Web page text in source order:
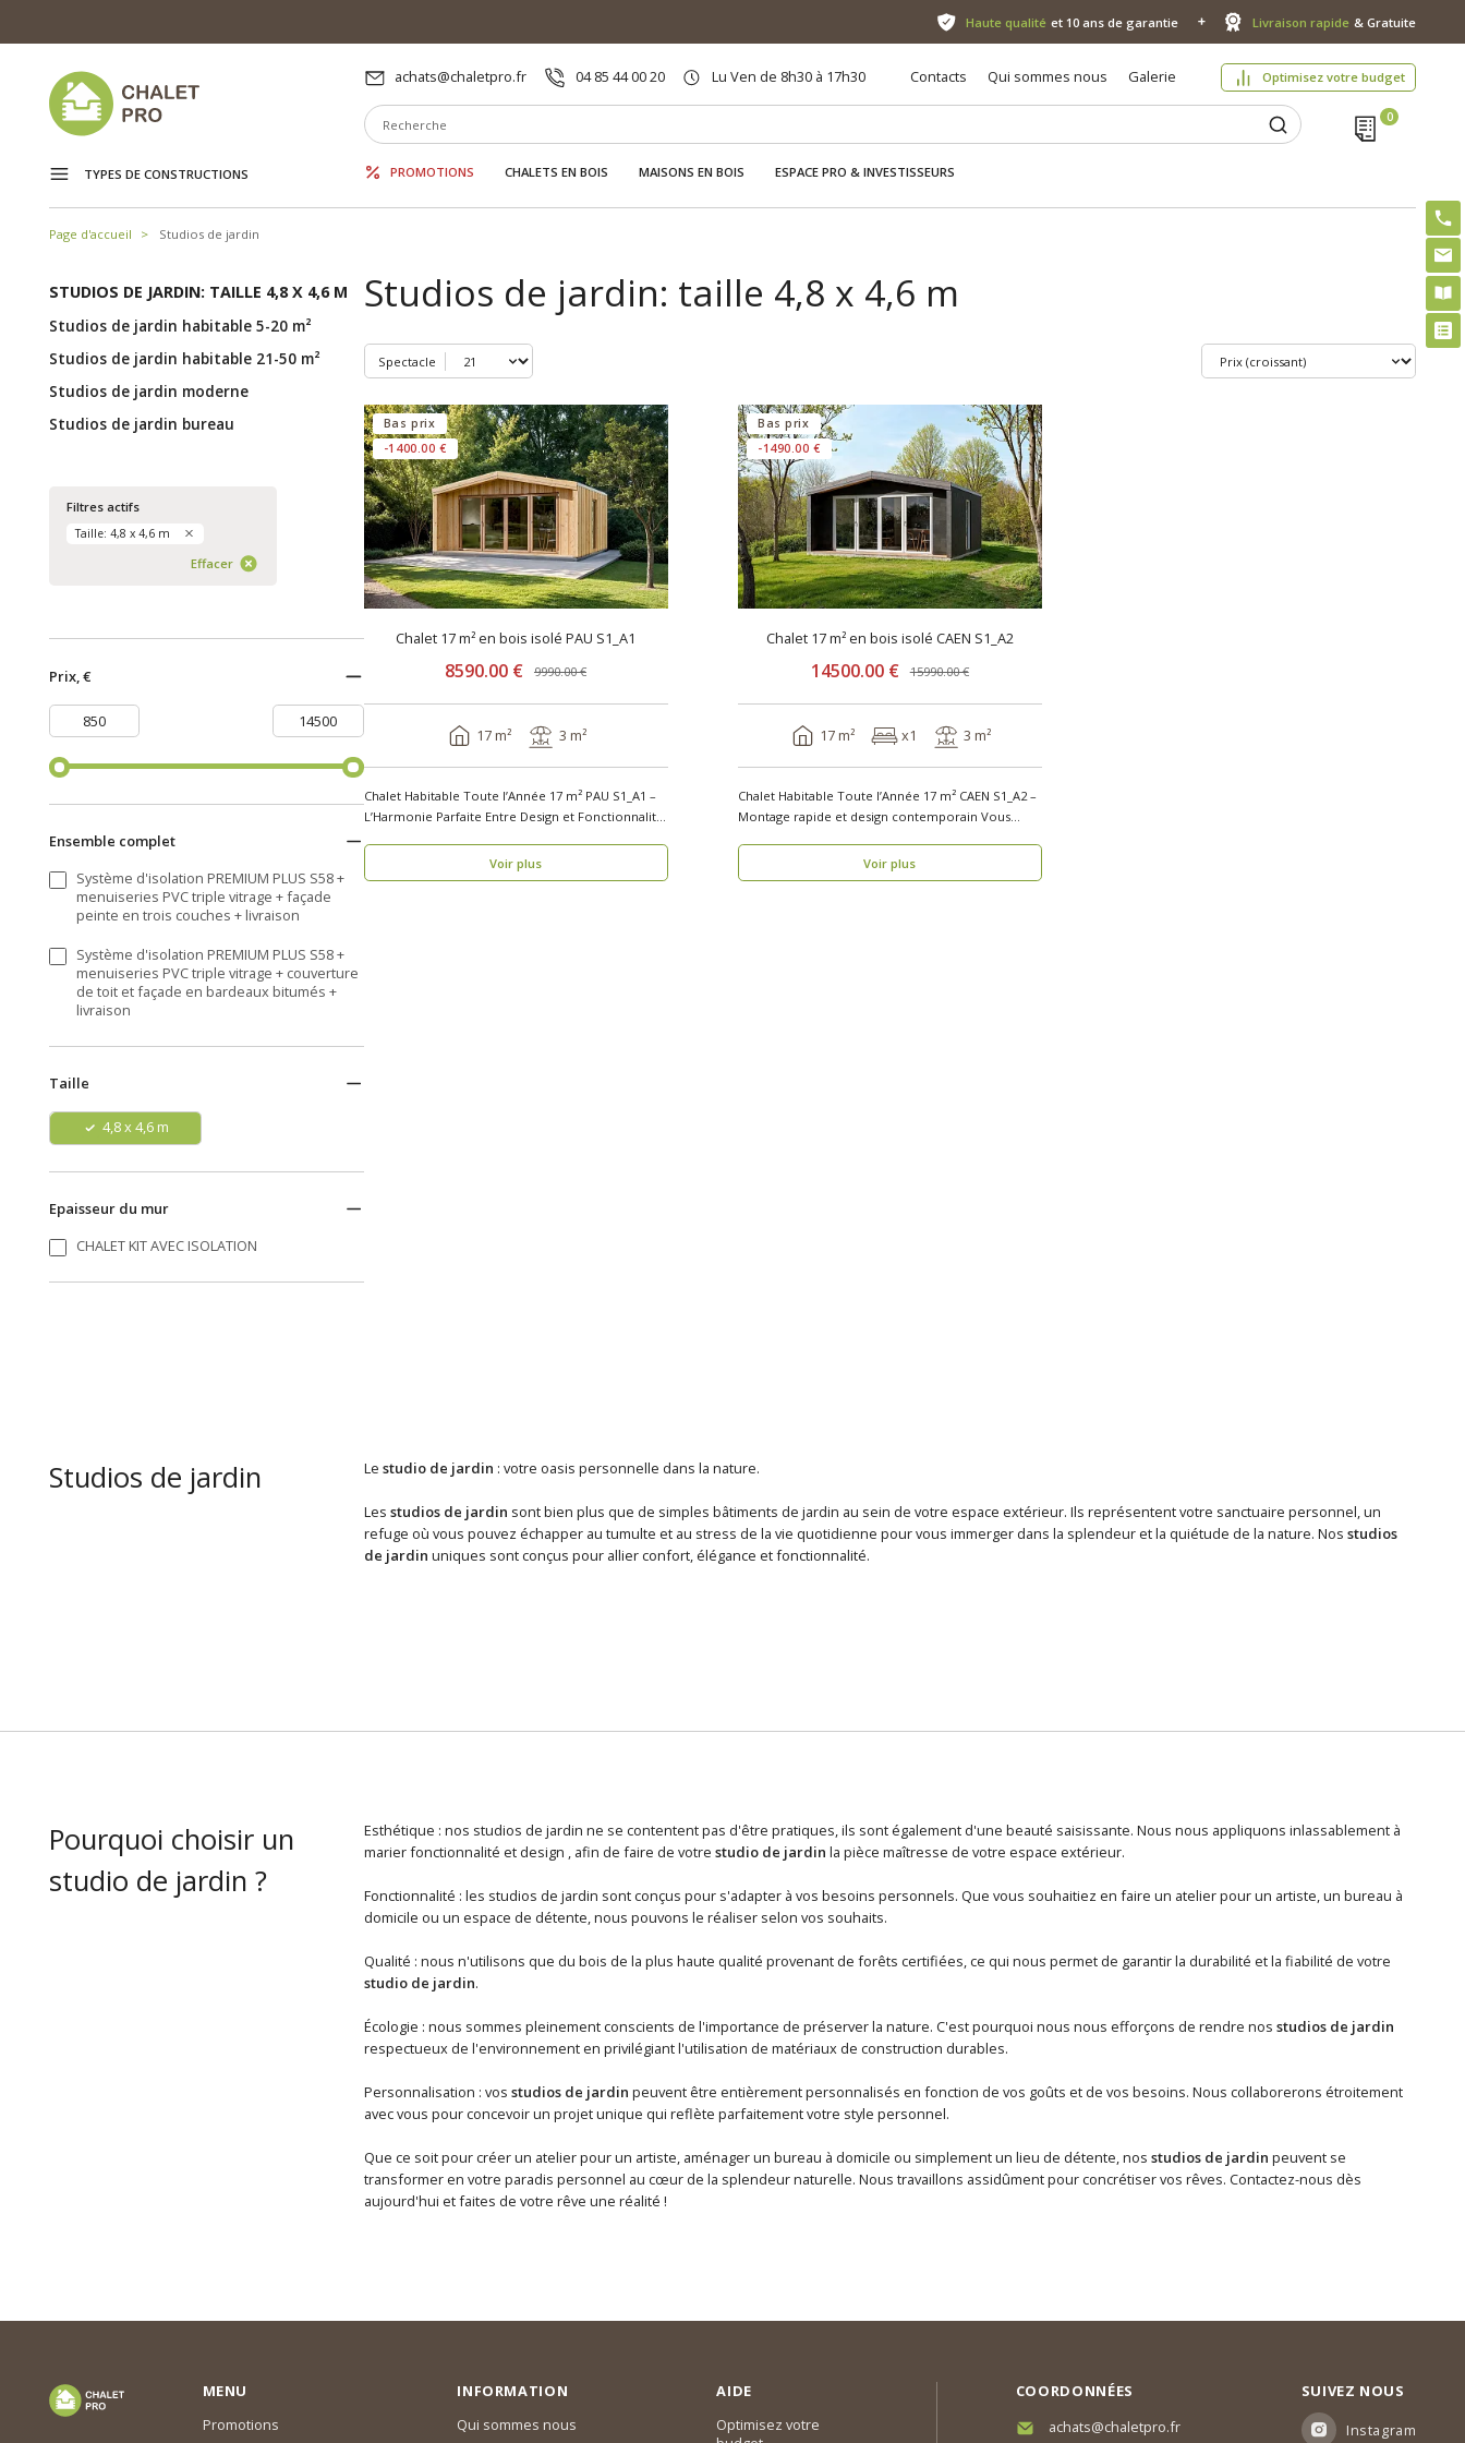
Haute qualité et 10 ans de garantie Livraison rapide & Gratuite
achats@chaletpro.fr 04 85 44 00 20 Lu Ven de 8h30 à 17h30 Contacts Qui sommes nous Galerie Optimisez votre budget
TYPES DE CONSTRUCTIONS PROMOTIONS CHALETS EN BOIS MAISONS EN BOIS ESPACE PRO & INVESTISSEURS
Page d'accueil Studios de jardin
STUDIOS DE JARDIN: TAILLE 4,8 X 4,6 M
Studios de jardin habitable 5-20 m²
Studios de jardin habitable 21-50 m²
Studios de jardin moderne
Studios de jardin bureau
Filtres actifs
Taille: 4,8 x 4,6 m
Effacer
Prix, €
Ensemble complet
Système d'isolation PREMIUM PLUS S58 +
menuiseries PVC triple vitrage + façade
peinte en trois couches + livraison
Système d'isolation PREMIUM PLUS S58 +
menuiseries PVC triple vitrage + couverture
de toit et façade en bardeaux bitumés +
livraison
Taille
4,8 x 4,6 m
Epaisseur du mur
CHALET KIT AVEC ISOLATION
Studios de jardin: taille 4,8 x 4,6 m
Spectacle
Bas prix
-1400.00 €
Chalet 17 m² en bois isolé PAU S1_A1
8590.00 € 9990.00 €
17 m² 3 m²
Chalet Habitable Toute l’Année 17 m² PAU S1_A1 –
L’Harmonie Parfaite Entre Design et Fonctionnalité
Voir plus
Bas prix
-1490.00 €
Chalet 17 m² en bois isolé CAEN S1_A2
14500.00 € 15990.00 €
17 m² x1 3 m²
Chalet Habitable Toute l’Année 17 m² CAEN S1_A2 –
Montage rapide et design contemporain Vous
Voir plus
Studios de jardin Le studio de jardin : votre oasis personnelle dans la nature.
Les studios de jardin sont bien plus que de simples bâtiments de jardin au sein de votre espace extérieur. Ils représentent votre sanctuaire personnel, un
refuge où vous pouvez échapper au tumulte et au stress de la vie quotidienne pour vous immerger dans la splendeur et la quiétude de la nature. Nos studios
de jardin uniques sont conçus pour allier confort, élégance et fonctionnalité.
Pourquoi choisir un
studio de jardin ?
Esthétique : nos studios de jardin ne se contentent pas d'être pratiques, ils sont également d'une beauté saisissante. Nous nous appliquons inlassablement à
marier fonctionnalité et design , afin de faire de votre studio de jardin la pièce maîtresse de votre espace extérieur.
Fonctionnalité : les studios de jardin sont conçus pour s'adapter à vos besoins personnels. Que vous souhaitiez en faire un atelier pour un artiste, un bureau à
domicile ou un espace de détente, nous pouvons le réaliser selon vos souhaits.
Qualité : nous n'utilisons que du bois de la plus haute qualité provenant de forêts certifiées, ce qui nous permet de garantir la durabilité et la fiabilité de votre
studio de jardin.
Écologie : nous sommes pleinement conscients de l'importance de préserver la nature. C'est pourquoi nous nous efforçons de rendre nos studios de jardin
respectueux de l'environnement en privilégiant l'utilisation de matériaux de construction durables.
Personnalisation : vos studios de jardin peuvent être entièrement personnalisés en fonction de vos goûts et de vos besoins. Nous collaborerons étroitement
avec vous pour concevoir un projet unique qui reflète parfaitement votre style personnel.
Que ce soit pour créer un atelier pour un artiste, aménager un bureau à domicile ou simplement un lieu de détente, nos studios de jardin peuvent se
transformer en votre paradis personnel au cœur de la splendeur naturelle. Nous travaillons assidûment pour concrétiser vos rêves. Contactez-nous dès
aujourd'hui et faites de votre rêve une réalité !
MENU
Promotions
INFORMATION
Qui sommes nous
AIDE
Optimisez votre
COORDONNÉES
achats@chaletpro.fr
SUIVEZ NOUS
Instagram